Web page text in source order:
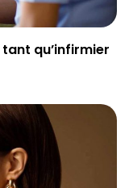
qu’infirmier